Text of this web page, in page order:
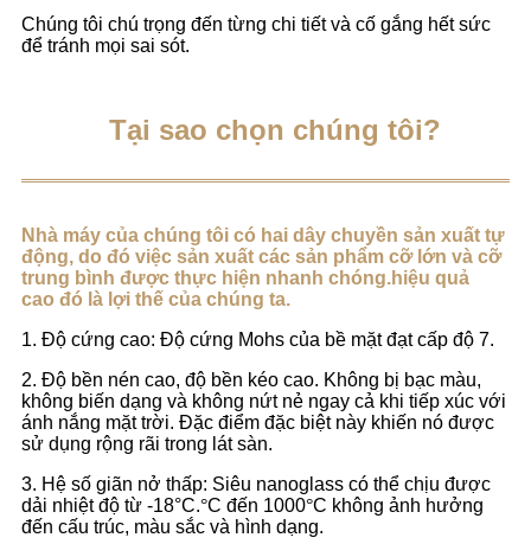
Chúng tôi chú trọng đến từng chi tiết và cố gắng hết sức
để tránh mọi sai sót.
Tại sao chọn chúng tôi?
Nhà máy của chúng tôi có hai dây chuyền sản xuất tự
động, do đó việc sản xuất các sản phẩm cỡ lớn và cỡ
trung bình được thực hiện nhanh chóng.hiệu quả
cao đó là lợi thế của chúng ta.
1. Độ cứng cao: Độ cứng Mohs của bề mặt đạt cấp độ 7.
2. Độ bền nén cao, độ bền kéo cao. Không bị bạc màu,
không biến dạng và không nứt nẻ ngay cả khi tiếp xúc với
ánh nắng mặt trời. Đặc điểm đặc biệt này khiến nó được
sử dụng rộng rãi trong lát sàn.
3. Hệ số giãn nở thấp: Siêu nanoglass có thể chịu được
dải nhiệt độ từ -18°C.°C đến 1000°C không ảnh hưởng
đến cấu trúc, màu sắc và hình dạng.